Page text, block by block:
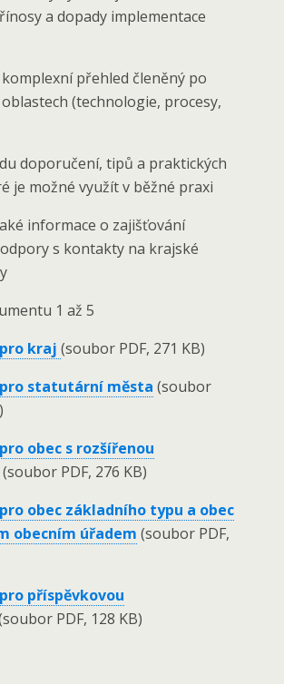
a dopady implementace
přehled členěný po
(technologie, procesy,
doporučení, tipů a praktických
je možné využít v běžné praxi
informace o zajišťování
s kontakty na krajské
1 až 5
pro kraj(soubor PDF, 271 KB)
statutární města (soubor
obec s rozšířenou
(soubor PDF, 276 KB)
obec základního typu a obec
obecním úřadem (soubor PDF,
příspěvkovou
PDF, 128 KB)